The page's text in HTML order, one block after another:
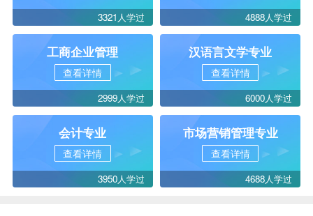
3321人学过 4888人学过
工商企业管理
查看详情
2999人学过
汉语言文学专业
查看详情
6000人学过
会计专业
查看详情
3950人学过
市场营销管理专业
查看详情
4688人学过